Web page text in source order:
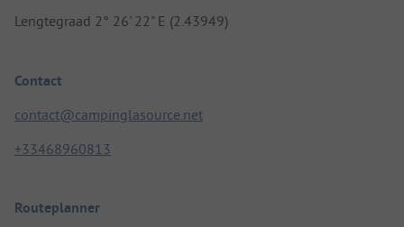
Lengtegraad 2° 26' 22" E (2.43949)
Contact
contact@campinglasource.net
+33468960813
Routeplanner